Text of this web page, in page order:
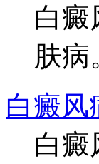
白癜
肤病
白癜风
白癜